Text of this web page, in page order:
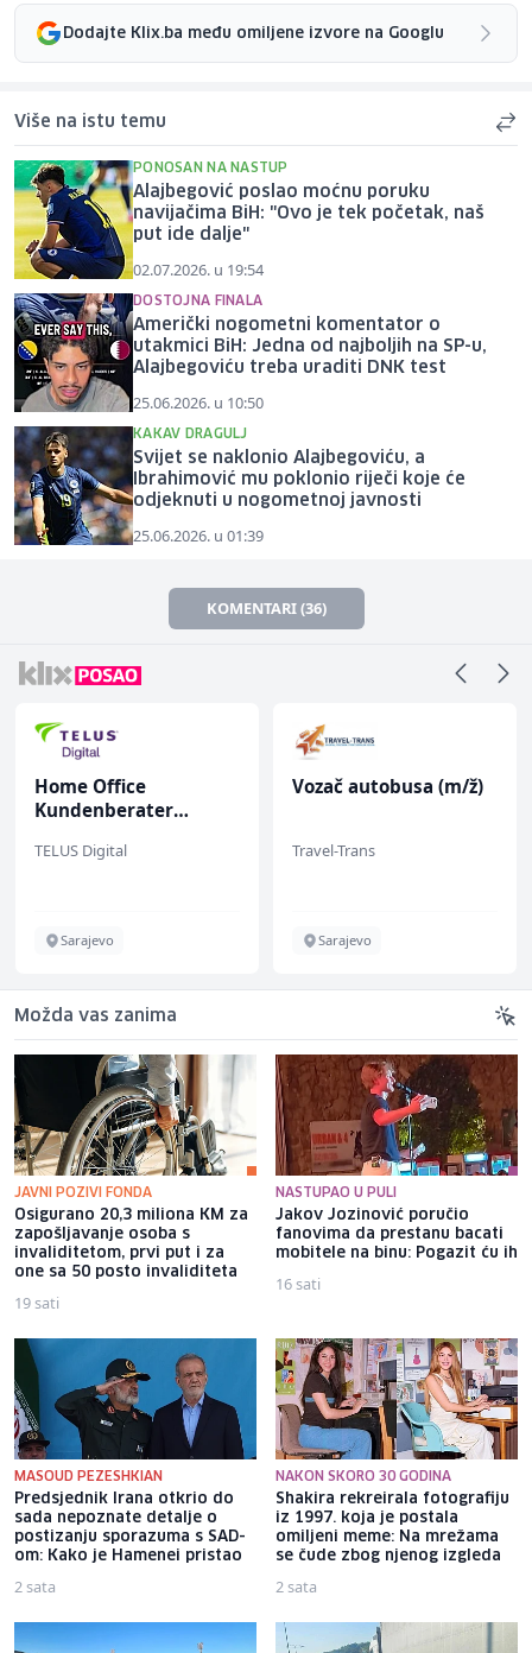
Dodajte Klix.ba među omiljene izvore na Googlu
Više na istu temu
PONOSAN NA NASTUP
Alajbegović poslao moćnu poruku
navijačima BiH: "Ovo je tek početak, naš
put ide dalje"
02.07.2026. u 19:54
DOSTOJNA FINALA
Američki nogometni komentator o
utakmici BiH: Jedna od najboljih na SP-u,
Alajbegoviću treba uraditi DNK test
25.06.2026. u 10:50
KAKAV DRAGULJ
Svijet se naklonio Alajbegoviću, a
Ibrahimović mu poklonio riječi koje će
odjeknuti u nogometnoj javnosti
25.06.2026. u 01:39
KOMENTARI (36)
Home Office
Kundenberater
TELUS Digital
Sarajevo
Vozač autobusa (m/ž)
Travel-Trans
Sarajevo
Možda vas zanima
JAVNI POZIVI FONDA
Osigurano 20,3 miliona KM za
zapošljavanje osoba s
invaliditetom, prvi put i za
one sa 50 posto invaliditeta
19 sati
NASTUPAO U PULI
Jakov Jozinović poručio
fanovima da prestanu bacati
mobitele na binu: Pogazit ću ih
16 sati
MASOUD PEZESHKIAN
Predsjednik Irana otkrio do
sada nepoznate detalje o
postizanju sporazuma s SAD-
om: Kako je Hamenei pristao
2 sata
NAKON SKORO 30 GODINA
Shakira rekreirala fotografiju
iz 1997. koja je postala
omiljeni meme: Na mrežama
se čude zbog njenog izgleda
2 sata